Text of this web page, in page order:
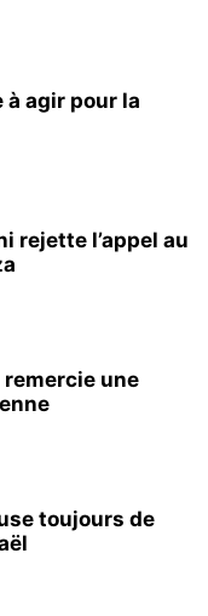
à agir pour la
rejette l’appel au
remercie une
toujours de